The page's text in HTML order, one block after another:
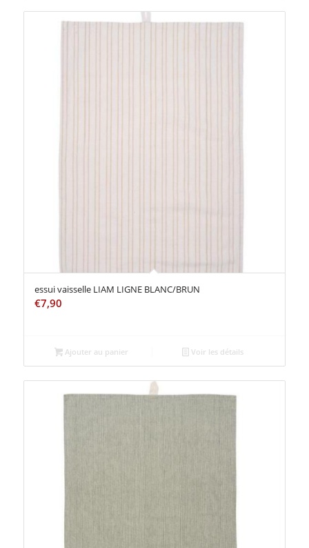
essui vaisselle LIAM LIGNE BLANC/BRUN
€7,90
Ajouter au panier Voir les détails